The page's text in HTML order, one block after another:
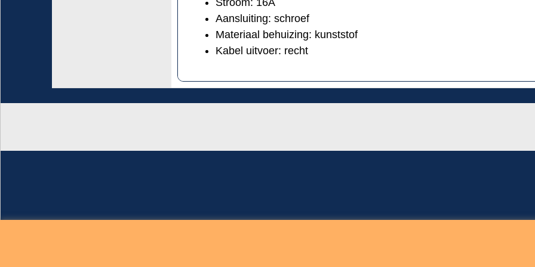
Aansluiting: schroef
Materiaal behuizing: kunststof
Kabel uitvoer: recht